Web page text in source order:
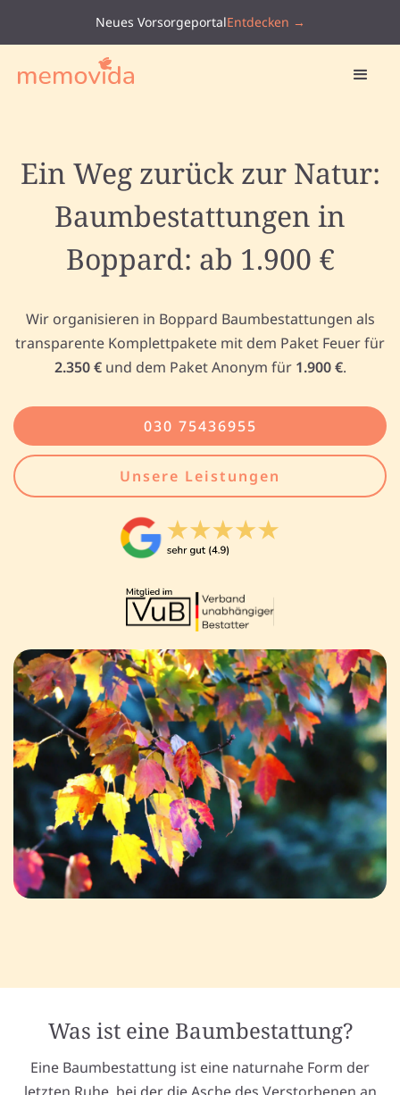
Neues VorsorgeportalEntdecken →
Ein Weg zurück zur Natur:
Baumbestattungen in
Boppard: ab 1.900 €
Wir organisieren in Boppard Baumbestattungen als
transparente Komplettpakete mit dem Paket Feuer für
2.350 €und dem Paket Anonym für 1.900 €.
030 75436955
Unsere Leistungen
Was ist eine Baumbestattung?
Eine Baumbestattung ist eine naturnahe Form der